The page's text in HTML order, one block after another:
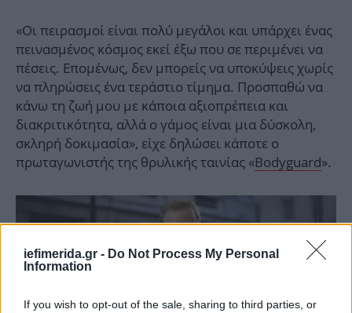
iefimerida.gr - Do Not Process My Personal
Information
If you wish to opt-out of the sale, sharing to third parties, or
«Οι πειρασμοί είναι πολύ μεγάλοι και υπάρχει ένας
πεινασμένος κόσμος εκεί έξω που σε περιμένει να
πέσεις. Επομένως, δεν μπορείς να υποκύψεις χωρίς
να πληρώσεις ένα τεράστιο τίμημα. Προσπαθώ να
κάνω τη ζωή μου με κάποια αξιοπρέπεια και
διακριτικότητα, αλλά ο γάμος είναι μια δύσκολη,
σκληρή δοκιμασία», είχε δηλώσει κάποτε ο
πρωταγωνιστής της θρυλικής ταινίας «Bodyguard».